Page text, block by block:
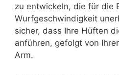
zu entwickeln, die für die
Wurfgeschwindigkeit
sicher, dass Ihre Hüften
anführen, gefolgt von
Arm.